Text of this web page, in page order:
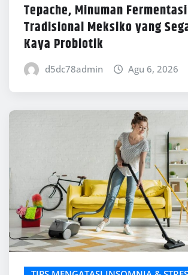
Tepache, Minuman
Tradisional Meksiko yang
Kaya Probiotik
d5dc78admin Agu 6, 2026